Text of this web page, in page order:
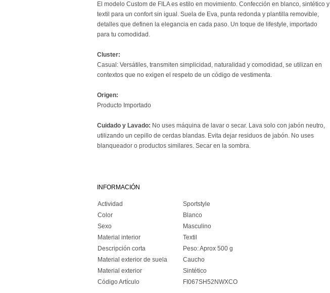
El modelo Custom de FILA es estilo en movimiento. Confección en blanco, sintético y
textil para un confort sin igual. Suela de Eva, punta redonda y plantilla removible,
detalles que definen la elegancia en cada paso. Un toque de lifestyle, importado
para tu comodidad.
Cluster:
Casual: Versátiles, transmiten simplicidad, naturalidad y comodidad, se utilizan en
contextos que no exigen el respeto de un código de vestimenta.
Origen:
Producto Importado
Cuidado y Lavado: No uses máquina de lavar o secar. Lava solo con jabón neutro,
utilizando un cepillo de cerdas blandas. Evita dejar residuos de jabón. No uses
blanqueador o productos similares. Secar en la sombra.
INFORMACIÓN
Actividad
Sportstyle
Color
Blanco
Sexo
Masculino
Material interior
Textil
Descripción corta
Peso: Aprox 500 g
Material exterior de suela
Caucho
Material exterior
Sintético
Código Artículo
FI067SH52NWXCO